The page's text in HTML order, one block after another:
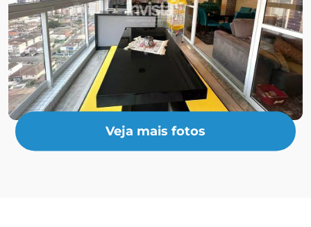
Veja mais fotos